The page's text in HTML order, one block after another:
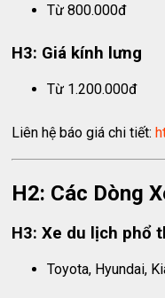
Từ 800.000đ
H3: Giá kính lưng
Từ 1.200.000đ
Liên hệ báo giá chi tiết:
H2: Các Dòng
H3: Xe du lịch phổ
Toyota, Hyundai,